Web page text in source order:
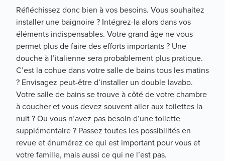
Réfléchissez donc bien à vos besoins. Vous souhaitez
installer une baignoire ? Intégrez-la alors dans vos
éléments indispensables. Votre grand âge ne vous
permet plus de faire des efforts importants ? Une
douche à l’italienne sera probablement plus pratique.
C’est la cohue dans votre salle de bains tous les matins
? Envisagez peut-être d’installer un double lavabo.
Votre salle de bains se trouve à côté de votre chambre
à coucher et vous devez souvent aller aux toilettes la
nuit ? Ou vous n’avez pas besoin d’une toilette
supplémentaire ? Passez toutes les possibilités en
revue et énumérez ce qui est important pour vous et
votre famille, mais aussi ce qui ne l’est pas.